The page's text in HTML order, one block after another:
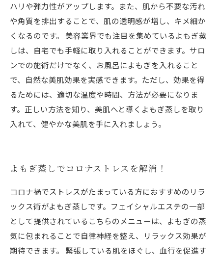
ハリや弾力性がアップします。また、肌から不要な汚れ
や角質を排出することで、肌の透明感が増し、キメ細か
くなるのです。 美容業界でも注目を集めているよもぎ蒸
しは、自宅でも手軽に取り入れることができます。サロ
ンでの施術だけでなく、お風呂によもぎを入れること
で、自然な美肌効果を実感できます。ただし、効果を得
るためには、適切な温度や時間、方法が必要になりま
す。正しい方法を知り、美肌へと導くよもぎ蒸しを取り
入れて、健やかな美肌を手に入れましょう。
よもぎ蒸しでコロナストレスを解消！
コロナ禍でストレスがたまっている方におすすめのリラ
ックス術がよもぎ蒸しです。フェイシャルエステの一部
として提供されているこちらのメニューは、よもぎの蒸
気に包まれることで自律神経を整え、リラックス効果が
期待できます。 緊張している肌をほぐし、血行を促進す